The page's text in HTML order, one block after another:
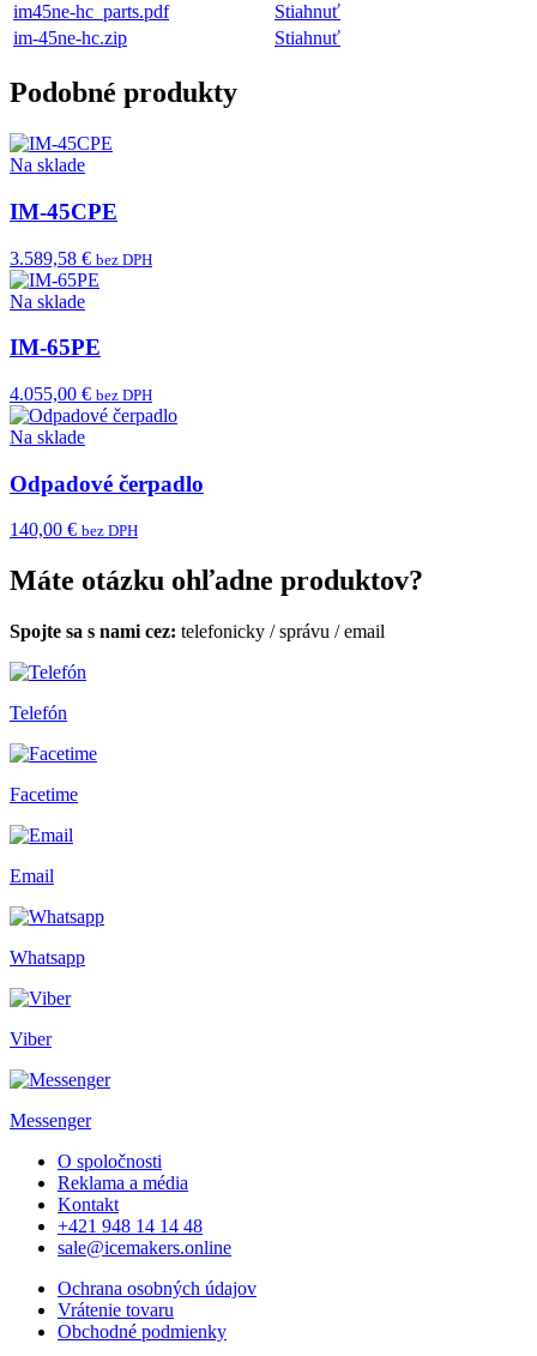
im45ne-hc_parts.pdf
Stiahnuť
im-45ne-hc.zip
Stiahnuť
Podobné produkty
Na sklade
IM-45CPE
3.589,58 € bez DPH
Na sklade
IM-65PE
4.055,00 € bez DPH
Na sklade
Odpadové čerpadlo
140,00 € bez DPH
Máte otázku ohľadne produktov?
Spojte sa s nami cez: telefonicky /správu /email
Telefón
Facetime
Email
Whatsapp
Viber
Messenger
O spoločnosti
Reklama a média
Kontakt
+421 948 14 14 48
sale@icemakers.online
Ochrana osobných údajov
Vrátenie tovaru
Obchodné podmienky